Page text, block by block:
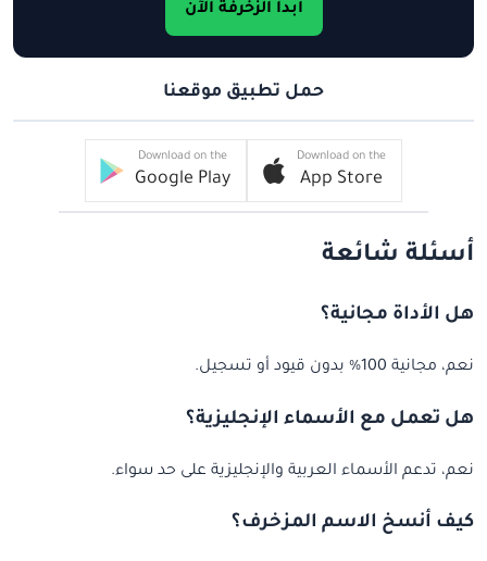
ابدأ الزخرفة الآن
حمل تطبيق موقعنا
Download on the
App Store
Download on the
Google Play
أسئلة شائعة
هل الأداة مجانية؟
نعم، مجانية 100% بدون قيود أو تسجيل.
هل تعمل مع الأسماء الإنجليزية؟
نعم، تدعم الأسماء العربية والإنجليزية على حد سواء.
كيف أنسخ الاسم المزخرف؟